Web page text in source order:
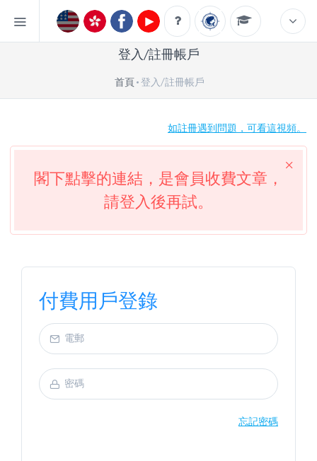
登入/註冊帳戶
首頁 登入/註冊帳戶
如註冊遇到問題，可看這視頻。
閣下點擊的連結，是會員收費文章，
請登入後再試。
付費用戶登錄
忘記密碼